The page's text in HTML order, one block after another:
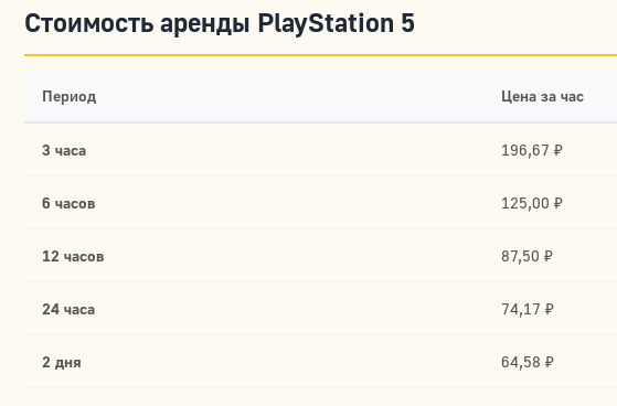
Стоимость аренды PlayStation 5
Период Цена за час
3 часа 196,67 ₽
6 часов 125,00 ₽
12 часов 87,50 ₽
24 часа 74,17 ₽
2 дня 64,58 ₽